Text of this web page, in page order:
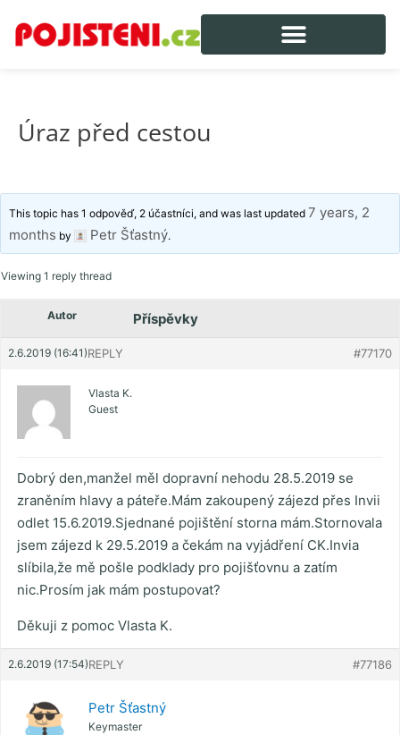
Úraz před cestou
This topic has 1 odpověď, 2 účastníci, and was last updated 7 years, 2
months by Petr Šťastný.
Viewing 1 reply thread
Autor Příspěvky
2.6.2019 (16:41) #77170
REPLY
Vlasta K.
Guest
Dobrý den,manžel měl dopravní nehodu 28.5.2019 se
zraněním hlavy a páteře.Mám zakoupený zájezd přes Invii
odlet 15.6.2019.Sjednané pojištění storna mám.Stornovala
jsem zájezd k 29.5.2019 a čekám na vyjádření CK.Invia
slíbila,že mě pošle podklady pro pojišťovnu a zatím
nic.Prosím jak mám postupovat?
Děkuji z pomoc Vlasta K.
2.6.2019 (17:54) #77186
REPLY
Petr Šťastný
Keymaster